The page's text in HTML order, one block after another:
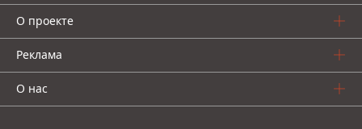
О проекте
Реклама
О нас